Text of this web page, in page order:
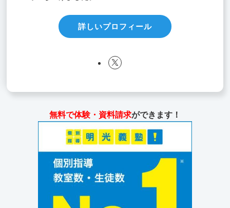
詳しいプロフィール
無料で体験・資料請求ができます！